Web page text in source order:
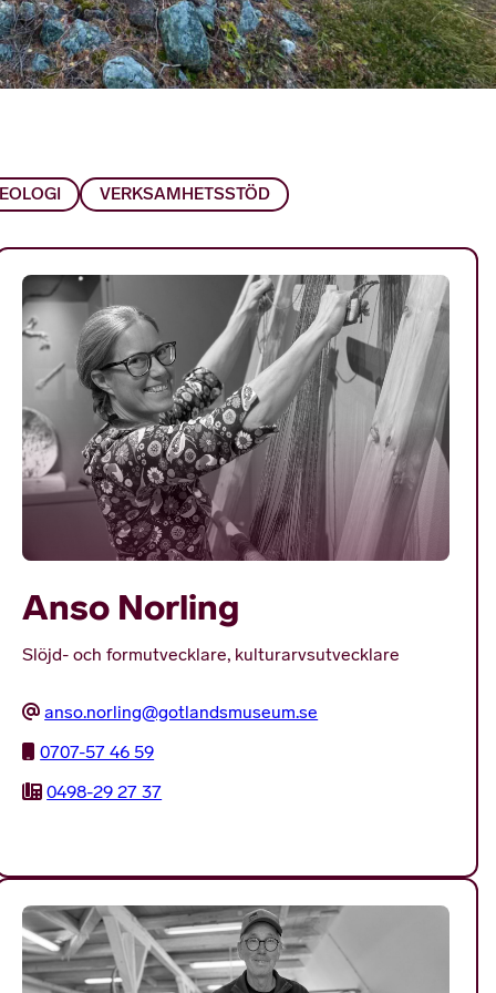
VERKSAMHETSSTÖD
Anso Norling
Slöjd- och formutvecklare, kulturarvsutvecklare
anso.norling@gotlandsmuseum.se
0707-57 46 59
0498-29 27 37